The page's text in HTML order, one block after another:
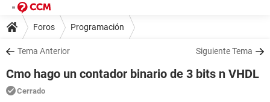
Foros Programación
Tema Anterior Siguiente Tema
Cmo hago un contador binario de 3 bits n VHDL
Cerrado